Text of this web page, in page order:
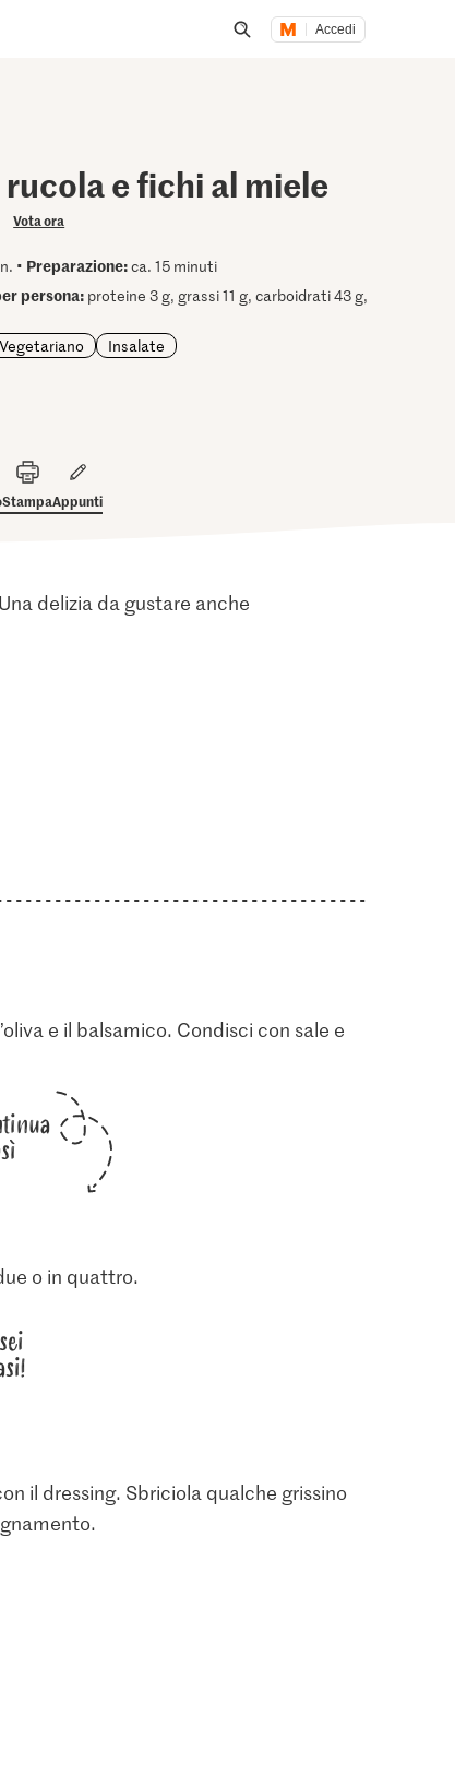
Accedi
e fichi al miele
Vota ora
• Preparazione:ca. 15 minuti
persona: proteine 3 g, grassi 11 g, carboidrati 43 g,
Vegetariano Insalate
StampaAppunti
delizia da gustare anche
e il balsamico. Condisci con sale e
o in quattro.
il dressing. Sbriciola qualche grissino